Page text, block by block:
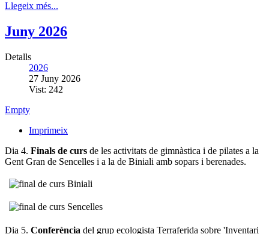
Llegeix més...
Juny 2026
Detalls
2026
27 Juny 2026
Vist: 242
Empty
Imprimeix
Dia 4. Finals de curs de les activitats de gimnàstica i de pilates a la
Gent Gran de Sencelles i a la de Biniali amb sopars i berenades.
Dia 5. Conferència del grup ecologista Terraferida sobre 'Inventari